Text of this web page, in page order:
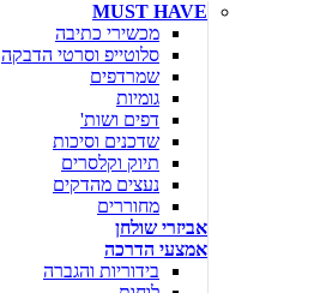
MUST HAVE
מכשירי כתיבה
סלוטייפ וסרטי הדבקה
שמרדפים
גומיות
דפים ושות'
שדכנים וסיכות
תיוק וקלסרים
נעצים מהדקים
מחוררים
אביזרי שולחן
אמצעי הדרכה
בידוריות והגברה